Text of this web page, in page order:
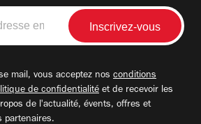
mail, vous acceptez nos conditions
de confidentialité et de recevoir les
de l'actualité, évents, offres et
partenaires.